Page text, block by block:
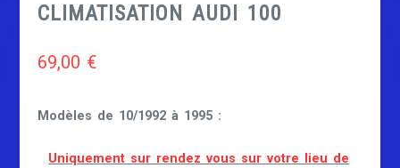
CLIMATISATION AUDI 100
69,00 €
Modèles de 10/1992 à 1995 :
Uniquement sur rendez vous sur votre lieu de